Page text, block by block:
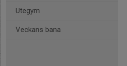
Utegym
Veckans bana